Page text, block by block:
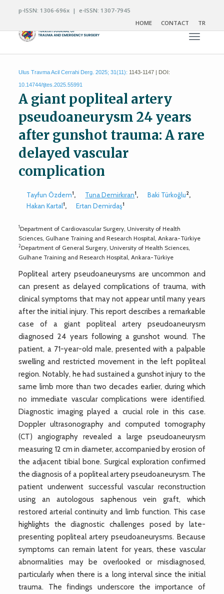
p-ISSN: 1306-696x | e-ISSN: 1307-7945
HOME
CONTACT TR
Toggle
Ulus Travma Acil Cerrahi Derg. 2025; 31(11): 1143-1147 | DOI:
10.14744/tjtes.2025.55991
A giant popliteal artery
pseudoaneurysm 24 years
after gunshot trauma: A rare
delayed vascular
complication
Tayfun Özdem1, Tuna Demirkıran1, Baki Türkoğlu2,
Hakan Kartal1, Ertan Demirdaş1
1Department of Cardiovascular Surgery, University of Health
Sciences, Gulhane Training and Research Hospital, Ankara-Türkiye
2Department of General Surgery, University of Health Sciences,
Gulhane Training and Research Hospital, Ankara-Türkiye
Popliteal artery pseudoaneurysms are uncommon and
can present as delayed complications of trauma, with
clinical symptoms that may not appear until many years
after the initial injury. This report describes a remarkable
case of a giant popliteal artery pseudoaneurysm
diagnosed 24 years following a gunshot wound. The
patient, a 71-year-old male, presented with a palpable
swelling and restricted movement in the left popliteal
region. Notably, he had sustained a gunshot injury to the
same limb more than two decades earlier, during which
no immediate vascular complications were identified.
Diagnostic imaging played a crucial role in this case.
Doppler ultrasonography and computed tomography
(CT) angiography revealed a large pseudoaneurysm
measuring 12 cm in diameter, accompanied by erosion of
the adjacent tibial bone. Surgical exploration confirmed
the diagnosis of a popliteal artery pseudoaneurysm. The
patient underwent successful vascular reconstruction
using an autologous saphenous vein graft, which
restored arterial continuity and limb function. This case
highlights the diagnostic challenges posed by late-
presenting popliteal artery pseudoaneurysms. Because
symptoms can remain latent for years, these vascular
abnormalities may be overlooked or misdiagnosed,
particularly when there is a long interval since the initial
trauma. The findings underscore the importance of